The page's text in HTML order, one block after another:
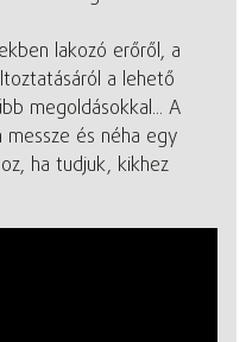
lakozó erőről, a
a lehető
megoldásokkal... A
messze és néha egy
ha tudjuk, kikhez